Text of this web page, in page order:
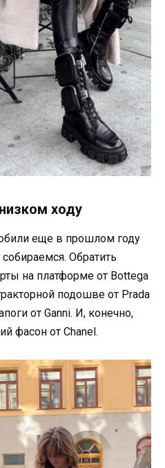
ходу
еще в прошлом году
Обратить
на платформе от Bottega
подошве от Prada
от Ganni. И, конечно,
фасон от Chanel.